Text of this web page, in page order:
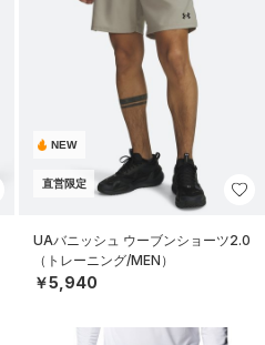
NEW
直営限定
UAバニッシュ ウーブンショーツ2.0
（トレーニング/MEN）
￥5,940